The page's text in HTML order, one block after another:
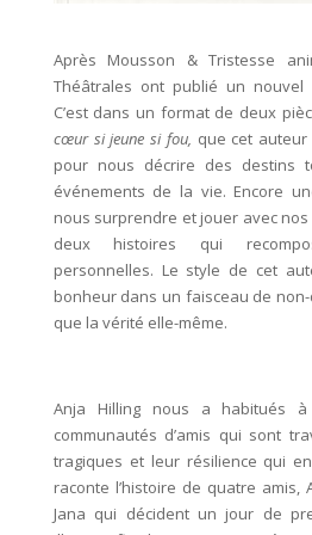
Après Mousson & Tristesse
Théâtrales ont publié un nouvel
C’est dans un format de deux
cœur si jeune si fou, que cet
pour nous décrire des destins
événements de la vie. Encore
nous surprendre et jouer avec
deux histoires qui
personnelles. Le style de cet
bonheur dans un faisceau de
que la vérité elle-même.
Anja Hilling nous a habitués
communautés d’amis qui sont
tragiques et leur résilience qui
raconte l’histoire de quatre amis,
Jana qui décident un jour de